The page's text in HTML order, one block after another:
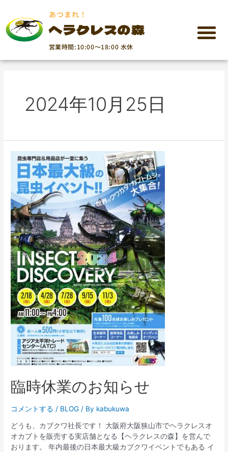
あつまれ！
ヘラクレスの森
営業時間:10:00～18:00 水休
2024年10月25日
臨時休業のお知らせ
コメントする / BLOG / By kabukuwa
どうも、カブクワ社長です！ 大阪府大阪狭山市でヘラクレスオ
オカブトを販売する実店舗となる【ヘラクレスの森】を営んで
おります。 年内最後の日本最大級カブクワイベントでもある イ